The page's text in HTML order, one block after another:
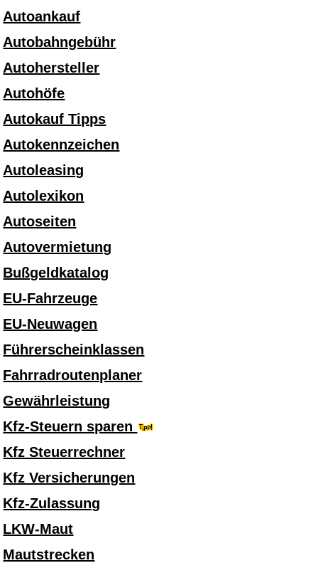
Autoankauf
Autobahngebühr
Autohersteller
Autohöfe
Autokauf Tipps
Autokennzeichen
Autoleasing
Autolexikon
Autoseiten
Autovermietung
Bußgeldkatalog
EU-Fahrzeuge
EU-Neuwagen
Führerscheinklassen
Fahrradroutenplaner
Gewährleistung
Kfz-Steuern sparen
Kfz Steuerrechner
Kfz Versicherungen
Kfz-Zulassung
LKW-Maut
Mautstrecken